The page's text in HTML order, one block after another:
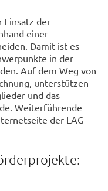
Einsatz der
einer
Damit ist es
in der
Auf dem Weg von
unterstützen
und das
Weiterführende
der LAG-